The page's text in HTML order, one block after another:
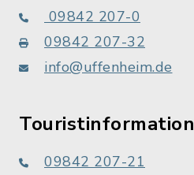
09842 207-0
09842 207-32
info@uffenheim.de
Touristinformation
09842 207-21